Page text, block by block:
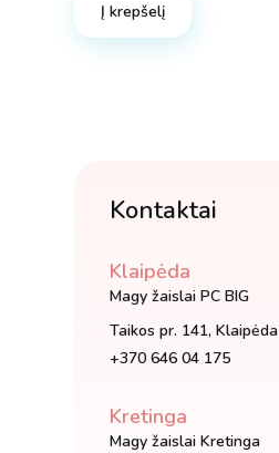
Į krepšelį
Kontaktai
Klaipėda
Magy žaislai PC BIG
Taikos pr. 141, Klaipėda
+370 646 04 175
Kretinga
Magy žaislai Kretinga